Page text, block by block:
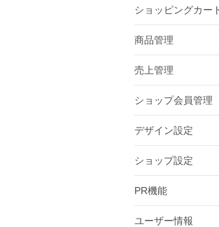
ショッピングカー
商品管理
売上管理
ショップ会員管理
デザイン設定
ショップ設定
PR機能
ユーザー情報